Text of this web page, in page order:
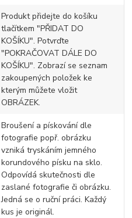
Produkt přidejte do košíku
tlačítkem "PŘIDAT DO
KOŠÍKU". Potvrďte
"POKRAČOVAT DÁLE DO
KOŠÍKU". Zobrazí se seznam
zakoupených položek ke
kterým můžete vložit
OBRÁZEK.
Broušení a pískování dle
fotografie popř. obrázku
vzniká tryskáním jemného
korundového písku na sklo.
Odpovídá skutečnosti dle
zaslané fotografie či obrázku.
Jedná se o ruční práci. Každý
kus je originál.